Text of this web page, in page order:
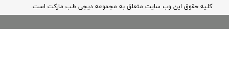
کليه حقوق اين وب سایت متعلق به مجموعه دیجی طب مارکت است.